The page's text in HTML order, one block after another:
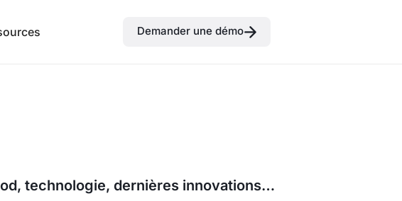
Demander une démo
technologie, dernières innovations…